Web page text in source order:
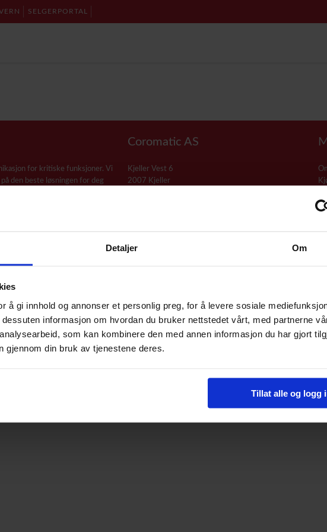
Detaljer Om
å gi innhold og annonser et personlig preg, for å levere sosiale
informasjon om hvordan du bruker nettstedet vårt, med partnerne
som kan kombinere den med annen informasjon du har gjort
gjennom din bruk av tjenestene deres.
Tillat alle og logg
SELGERPORTAL
for kritiske funksjoner. Vi
den beste løsningen for deg
Coromatic AS
Kjeller Vest 6
2007 Kjeller